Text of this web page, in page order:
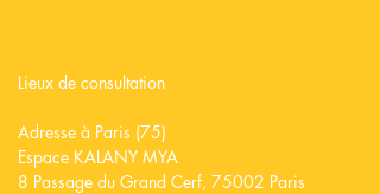
Lieux de consultation
Adresse à Paris (75)
Espace KALANY MYA
8 Passage du Grand Cerf, 75002 Paris